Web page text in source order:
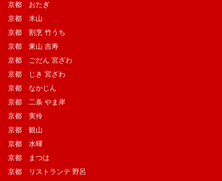
京都 おたぎ
京都 木山
京都 割烹 竹うち
京都 東山 吉寿
京都 ごだん 宮ざわ
京都 じき 宮ざわ
京都 なかじん
京都 二条 やま岸
京都 実伶
京都 観山
京都 水暉
京都 まつは
京都 リストランテ 野呂